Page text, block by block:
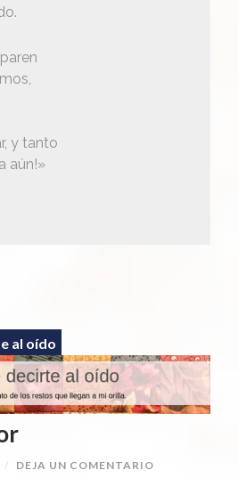
y tanto
aún!»
al oído
/ DEJA UN COMENTARIO